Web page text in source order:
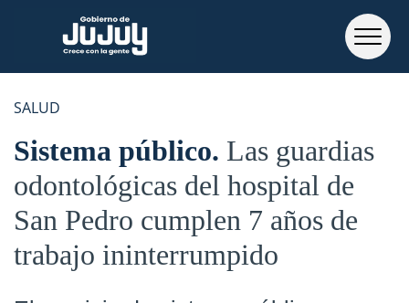
SALUD
Sistema público Las guardias
odontológicas del hospital de
San Pedro cumplen 7 años de
trabajo ininterrumpido